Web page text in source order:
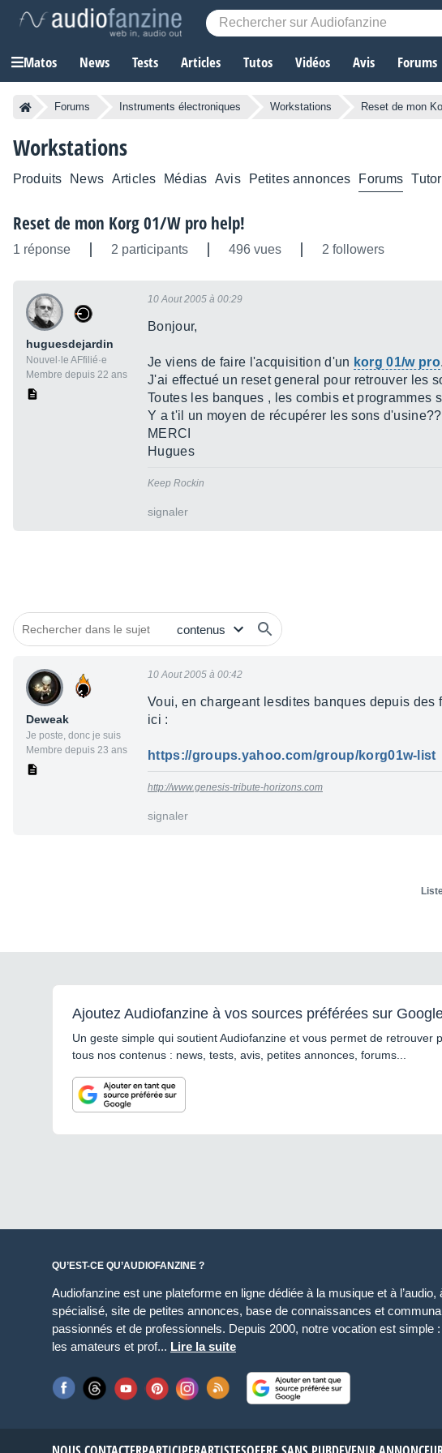
Matos News Tests Articles Tutos Vidéos Avis Forums
Forums Instruments électroniques Workstations Reset de mon
Workstations
Produits News Articles Médias Avis Petites annonces Forums
Reset de mon Korg 01/W pro help!
1 réponse 2 participants 496 vues 2 followers
huguesdejardin
Nouvel·le AFfilié·e
Membre depuis 22 ans
10 Aout 2005 à 00:29
Bonjour,
Je viens de faire l'acquisition d'un korg 01/w pro.
J'ai effectué un reset general pour retrouver les
Toutes les banques , les combis et programmes
Y a t'il un moyen de récupérer les sons
MERCI
Hugues
Keep Rockin
signaler
Deweak
Je poste, donc je suis
Membre depuis 23 ans
10 Aout 2005 à 00:42
Voui, en chargeant lesdites banques depuis
ici :
https://groups.yahoo.com/group/korg01w-list
http://www.genesis-tribute-horizons.com
signaler
Ajoutez Audiofanzine à vos sources préférées sur
Un geste simple qui soutient Audiofanzine et vous permet de retrouver
tous nos contenus : news, tests, avis, petites annonces, forums...
QU’EST-CE QU’AUDIOFANZINE ?
Audiofanzine est une plateforme en ligne dédiée à la musique et à l’audio,
spécialisé, site de petites annonces, base de connaissances et
passionnés et de professionnels. Depuis 2000, notre vocation est simple
les amateurs et prof... Lire la suite